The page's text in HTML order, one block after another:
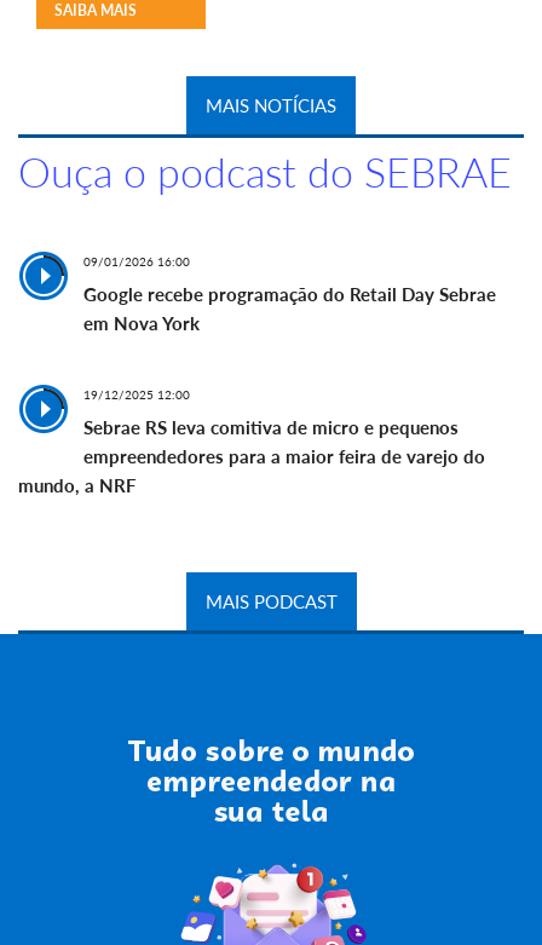
SAIBA MAIS
MAIS NOTÍCIAS
Ouça o podcast do SEBRAE
09/01/2026 16:00
Google recebe programação do Retail Day Sebrae
em Nova York
19/12/2025 12:00
Sebrae RS leva comitiva de micro e pequenos
empreendedores para a maior feira de varejo do
mundo, a NRF
MAIS PODCAST